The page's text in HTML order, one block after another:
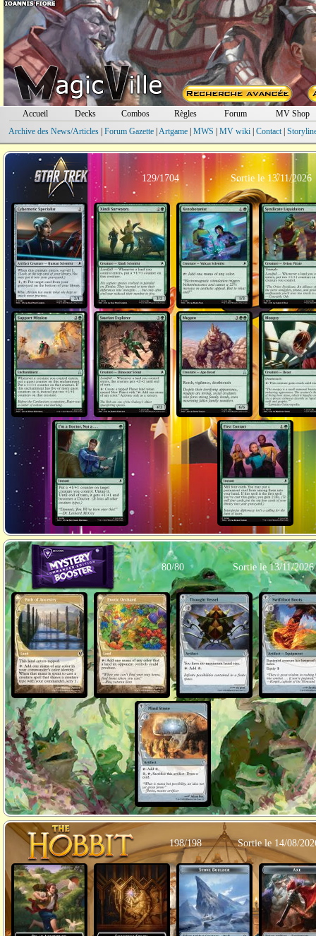
Accueil Decks Combos Règles Forum
MV Shop
Archive des News/Articles| Forum Gazette| Artgame| MWS MV wiki| Contact|
129/1704 Sortie le 13/11/2026
80/80 Sortie le 13/11/2026
198/198 Sortie le 14/08/